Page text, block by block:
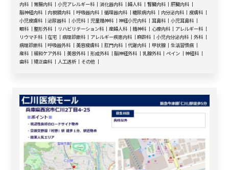
内科 胃腸内科 小児アレルギー科 消化器内科 婦人科 腎臓内科
肝臓内科
脳神経内科
内視鏡内科 呼吸器内科 循環器内科 糖尿病内科 内分泌内科
皮膚科
小児皮膚科
泌尿器科 小児科 児童精神科 神経小児内科 耳鼻科
小児耳鼻科
眼科
整形外科 リハビリテーション科 産婦人科 精神科 心療内科
アレルギー科
リウマチ科
在宅 病理診断科 アレルギー疾患内科 麻酔科 小児内分泌内科
外科
病理診断科
呼吸器外科 美容皮膚科 肛門内科 代謝内科 甲状腺
生活習慣病
産科
緩和ケア外科 美容外科 形成外科 脳神経外科 乳腺外科 ペイン
神経科
歯科
矯正歯科 人工透析 その他